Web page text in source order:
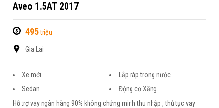
Aveo 1.5AT 2017
495triệu
Gia Lai
Xe mới
Lắp ráp trong nước
Sedan
Động cơ Xăng
Hỗ trợ vay ngân hàng 90% không chứng minh thu nhập , thủ tục vay